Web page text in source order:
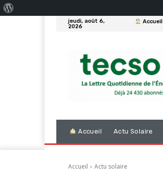
jeudi, août 6,
2026
Accueil
Accueil Actu Solaire
Accueil Actu solaire